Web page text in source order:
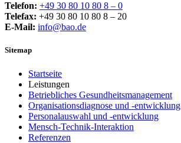
Telefon: +49 30 80 10 80 8 – 0
Telefax: +49 30 80 10 80 8 – 20
E-Mail: info@bao.de
Sitemap
Startseite
Leistungen
Betriebliches Gesundheitsmanagement
Organisationsdiagnose und -entwicklung
Personalauswahl und -entwicklung
Mensch-Technik-Interaktion
Referenzen